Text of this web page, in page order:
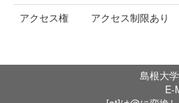
アクセス権
アクセス制限あり
島根大
E-